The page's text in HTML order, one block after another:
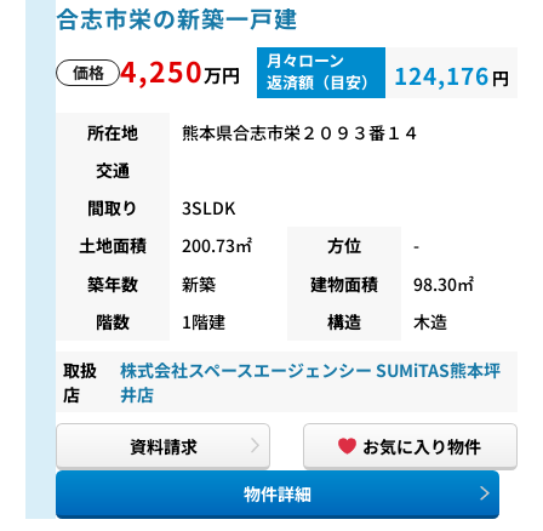
合志市栄の新築一戸建
価格 4,250万円
月々ローン
返済額（目安）
124,176 円
所在地
熊本県合志市栄２０９３番１４
交通
間取り
3SLDK
土地面積
200.73㎡ 方位
-
築年数
新築 建物面積
98.30㎡
階数
1階建 構造 木造
取扱
店
株式会社スペースエージェンシー SUMiTAS熊本坪
井店
資料請求
お気に入り物件
物件詳細